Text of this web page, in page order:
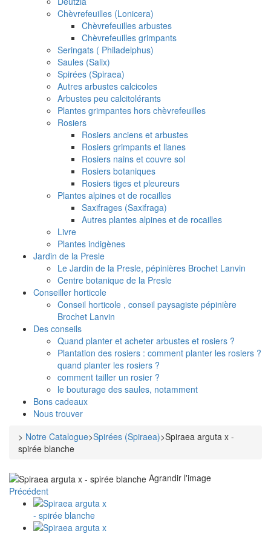
Chèvrefeuilles (Lonicera)
Chèvrefeuilles arbustes
Chèvrefeuilles grimpants
Seringats ( Philadelphus)
Saules (Salix)
Spirées (Spiraea)
Autres arbustes calcicoles
Arbustes peu calcitolérants
Plantes grimpantes hors chèvrefeuilles
Rosiers
Rosiers anciens et arbustes
Rosiers grimpants et lianes
Rosiers nains et couvre sol
Rosiers botaniques
Rosiers tiges et pleureurs
Plantes alpines et de rocailles
Saxifrages (Saxifraga)
Autres plantes alpines et de rocailles
Livre
Plantes indigènes
Jardin de la Presle
Le Jardin de la Presle, pépinières Brochet Lanvin
Centre botanique de la Presle
Conseiller horticole
Conseil horticole , conseil paysagiste pépinière
Brochet Lanvin
Des conseils
Quand planter et acheter arbustes et rosiers ?
Plantation des rosiers : comment planter les rosiers ?
quand planter les rosiers ?
comment tailler un rosier ?
le bouturage des saules, notamment
Bons cadeaux
Nous trouver
> Notre Catalogue>Spirées (Spiraea)>Spiraea arguta x -
spirée blanche
Agrandir l'image
Précédent